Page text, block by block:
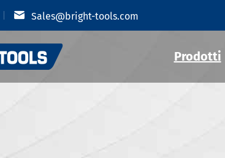
 Sales@bright-tools.com
Prodotti